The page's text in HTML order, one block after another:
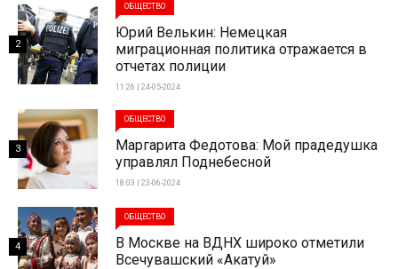
ОБЩЕСТВО
Юрий Велькин: Немецкая
миграционная политика отражается в
отчетах полиции
11:26 | 24-05-2024
2
ОБЩЕСТВО
Маргарита Федотова: Мой прадедушка
управлял Поднебесной
18:03 | 23-06-2024
3
ОБЩЕСТВО
В Москве на ВДНХ широко отметили
Всечувашский «Акатуй»
4